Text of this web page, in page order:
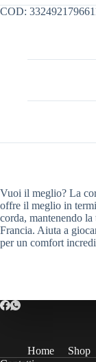
COD:
Vuoi il meglio? La
offre il meglio in
corda, mantenendo
Francia. Aiuta a
per un comfort
Home Shop